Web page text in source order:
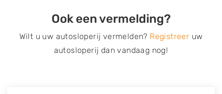
Ook een vermelding?
Wilt u uw autosloperij vermelden? Registreer uw
autosloperij dan vandaag nog!